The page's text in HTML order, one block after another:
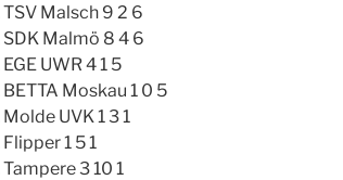
TSV Malsch 9 2 6
SDK Malmö 8 4 6
EGE UWR 4 1 5
BETTA Moskau 1 0 5
Molde UVK 1 3 1
Flipper 1 5 1
Tampere 3 10 1